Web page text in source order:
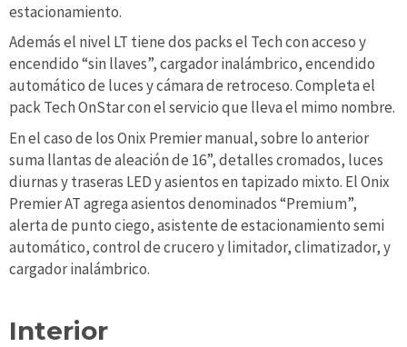
estacionamiento.
Además el nivel LT tiene dos packs el Tech con acceso y
encendido “sin llaves”, cargador inalámbrico, encendido
automático de luces y cámara de retroceso. Completa el
pack Tech OnStar con el servicio que lleva el mimo nombre.
En el caso de los Onix Premier manual, sobre lo anterior
suma llantas de aleación de 16”, detalles cromados, luces
diurnas y traseras LED y asientos en tapizado mixto. El Onix
Premier AT agrega asientos denominados “Premium”,
alerta de punto ciego, asistente de estacionamiento semi
automático, control de crucero y limitador, climatizador, y
cargador inalámbrico.
Interior